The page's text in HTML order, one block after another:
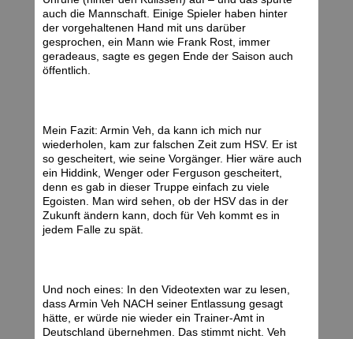
auch die Mannschaft. Einige Spieler haben hinter
der vorgehaltenen Hand mit uns darüber
gesprochen, ein Mann wie Frank Rost, immer
geradeaus, sagte es gegen Ende der Saison auch
öffentlich.
Mein Fazit: Armin Veh, da kann ich mich nur
wiederholen, kam zur falschen Zeit zum HSV. Er ist
so gescheitert, wie seine Vorgänger. Hier wäre auch
ein Hiddink, Wenger oder Ferguson gescheitert,
denn es gab in dieser Truppe einfach zu viele
Egoisten. Man wird sehen, ob der HSV das in der
Zukunft ändern kann, doch für Veh kommt es in
jedem Falle zu spät.
Und noch eines: In den Videotexten war zu lesen,
dass Armin Veh NACH seiner Entlassung gesagt
hätte, er würde nie wieder ein Trainer-Amt in
Deutschland übernehmen. Das stimmt nicht. Veh